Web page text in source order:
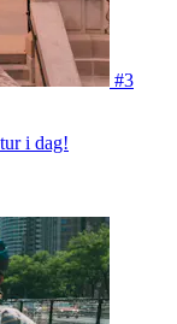
#3
i dag!